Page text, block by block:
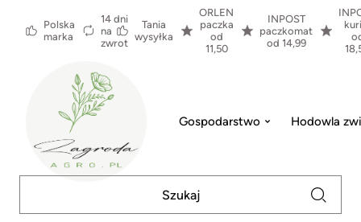
Polska
marka
14 dni
na
zwrot
Tania
wysyłka
ORLEN
paczka
od
11,50
INPOST
paczkomat
od 14,99
Gospodarstwo Hodowla